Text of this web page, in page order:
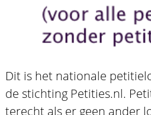
Dit is het nationale
de stichting Petities.nl.
terecht als er geen ander